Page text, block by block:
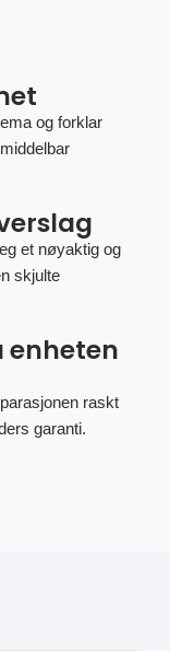
og forklar
et nøyaktig og
skjulte
enheten
raskt
garanti.